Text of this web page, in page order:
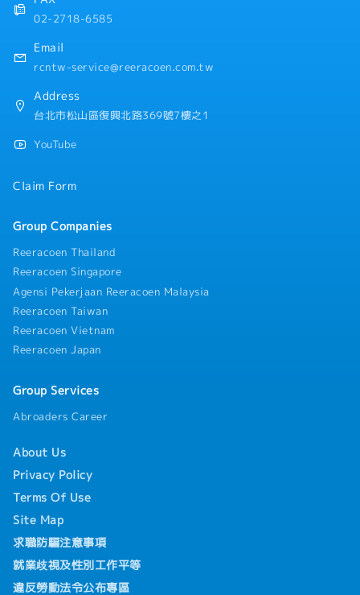
1個月獎金的 ±5～10%。
・停車費補助及油資實報實銷補助（依居住地區設有補助
上限；如以步行方式通勤，則不提供此項補助）。
・主管職津貼（主任職級以上適用）。
券；到職滿半年者，每次發放價值500元的禮券。
02-2718-6585
Email
rcntw-service@reeracoen.com.tw
Address
台北市松山區復興北路369號7樓之1
YouTube
Claim Form
Group Companies
Reeracoen Thailand
Reeracoen Singapore
Agensi Pekerjaan Reeracoen Malaysia
Reeracoen Taiwan
Reeracoen Vietnam
Reeracoen Japan
Group Services
Abroaders Career
About Us
Privacy Policy
Terms Of Use
Site Map
求職防騙注意事項
就業歧視及性別工作平等
違反勞動法令公布專區